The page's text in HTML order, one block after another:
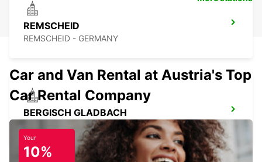
REMSCHEID
REMSCHEID - GERMANY
BERGISCH GLADBACH
BERGISCH-GLADBACH - GERMANY
Car and Van Rental at Austria's Top
Car Rental Company
Your
10%